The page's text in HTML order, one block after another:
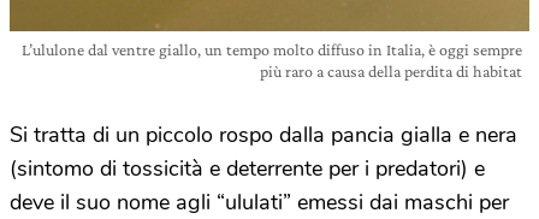
L’ululone dal ventre giallo, un tempo molto diffuso in Italia, è oggi sempre
più raro a causa della perdita di habitat
Si tratta di un piccolo rospo dalla pancia gialla e nera
(sintomo di tossicità e deterrente per i predatori) e
deve il suo nome agli “ululati” emessi dai maschi per